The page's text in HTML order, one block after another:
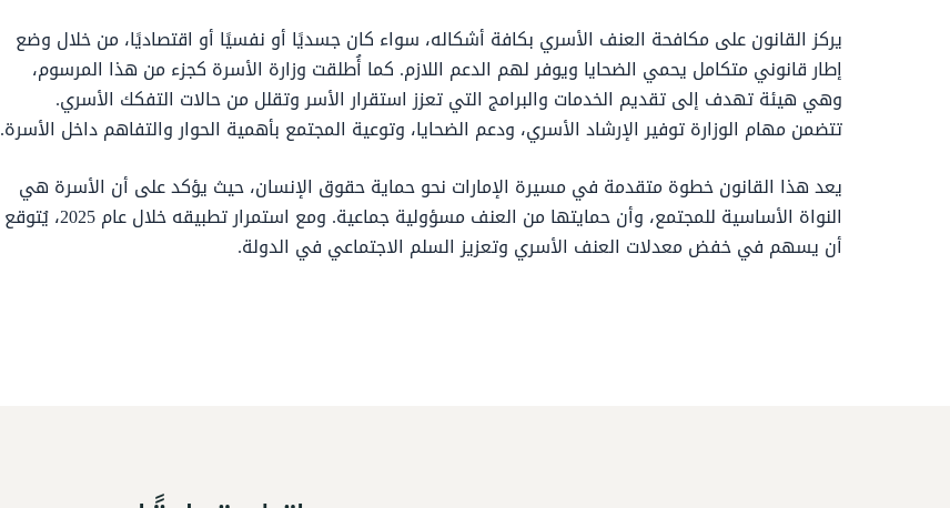
يركز القانون على مكافحة العنف الأسري بكافة أشكاله، سواء كان جسديًا أو نفسيًا أو اقتصاديًا، من خلال وضع
إطار قانوني متكامل يحمي الضحايا ويوفر لهم الدعم اللازم. كما أُطلقت وزارة الأسرة كجزء من هذا المرسوم،
وهي هيئة تهدف إلى تقديم الخدمات والبرامج التي تعزز استقرار الأسر وتقلل من حالات التفكك الأسري.
تتضمن مهام الوزارة توفير الإرشاد الأسري، ودعم الضحايا، وتوعية المجتمع بأهمية الحوار والتفاهم داخل الأسرة.
يعد هذا القانون خطوة متقدمة في مسيرة الإمارات نحو حماية حقوق الإنسان، حيث يؤكد على أن الأسرة هي
النواة الأساسية للمجتمع، وأن حمايتها من العنف مسؤولية جماعية. ومع استمرار تطبيقه خلال عام 2025، يُتوقع
أن يسهم في خفض معدلات العنف الأسري وتعزيز السلم الاجتماعي في الدولة.